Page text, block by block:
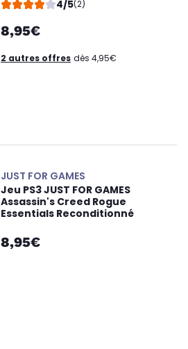
4/5(2)
8,95€
2 autres offres dès 4,95€
JUST FOR GAMES
Jeu PS3 JUST FOR GAMES
Assassin's Creed Rogue
Essentials Reconditionné
8,95€